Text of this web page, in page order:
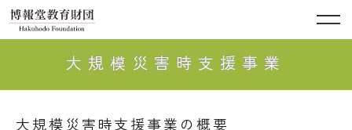
大規模災害時支援事業
大規模災害時支援事業の概要